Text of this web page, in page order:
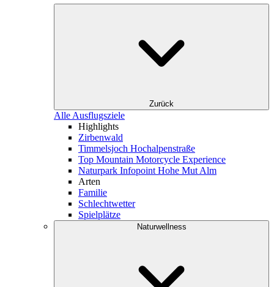
Zurück
Alle Ausflugsziele
Highlights
Zirbenwald
Timmelsjoch Hochalpenstraße
Top Mountain Motorcycle Experience
Naturpark Infopoint Hohe Mut Alm
Arten
Familie
Schlechtwetter
Spielplätze
Naturwellness